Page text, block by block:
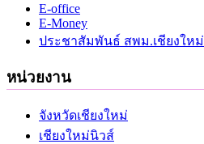
E-office
E-Money
ประชาสัมพันธ์ สพม.เชียงใหม่
หน่วยงาน
จังหวัดเชียงใหม่
เชียงใหม่นิวส์